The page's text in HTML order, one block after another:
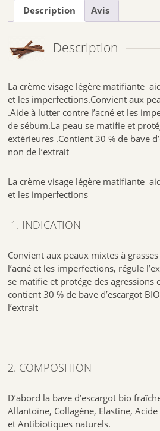
Description Avis
Description
La crème visage légère matifiante
et les imperfections.Convient aux
.Aide à lutter contre l’acné et les
de sébum.La peau se matifie et
extérieures .Contient 30 % de bave
non de l’extrait
La crème visage légère matifiante
et les imperfections
1. INDICATION
Convient aux peaux mixtes à
l’acné et les imperfections, régule
se matifie et protége des agressions
contient 30 % de bave d’escargot
l’extrait
2. COMPOSITION
D’abord la bave d’escargot bio
Allantoïne, Collagène, Elastine,
et Antibiotiques naturels.